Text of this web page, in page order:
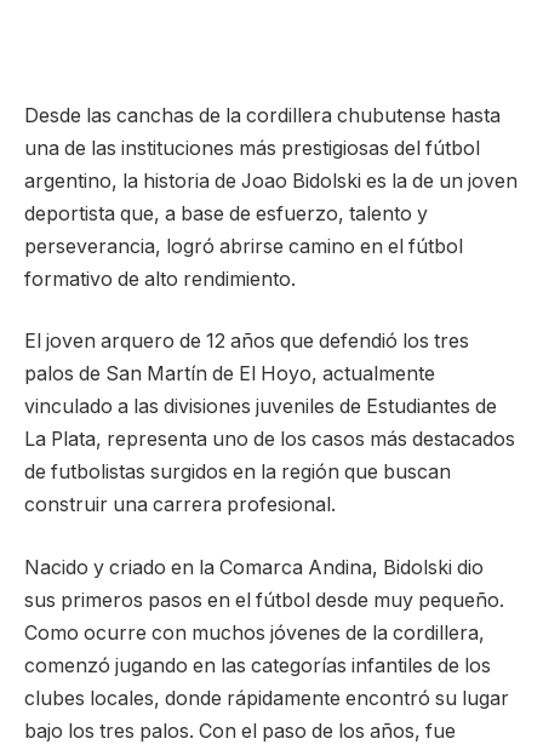
Desde las canchas de la cordillera chubutense hasta
una de las instituciones más prestigiosas del fútbol
argentino, la historia de Joao Bidolski es la de un joven
deportista que, a base de esfuerzo, talento y
perseverancia, logró abrirse camino en el fútbol
formativo de alto rendimiento.
El joven arquero de 12 años que defendió los tres
palos de San Martín de El Hoyo, actualmente
vinculado a las divisiones juveniles de Estudiantes de
La Plata, representa uno de los casos más destacados
de futbolistas surgidos en la región que buscan
construir una carrera profesional.
Nacido y criado en la Comarca Andina, Bidolski dio
sus primeros pasos en el fútbol desde muy pequeño.
Como ocurre con muchos jóvenes de la cordillera,
comenzó jugando en las categorías infantiles de los
clubes locales, donde rápidamente encontró su lugar
bajo los tres palos. Con el paso de los años, fue